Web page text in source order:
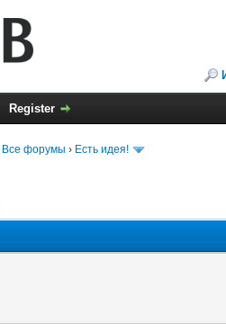
Register
Все форумы › Есть идея!